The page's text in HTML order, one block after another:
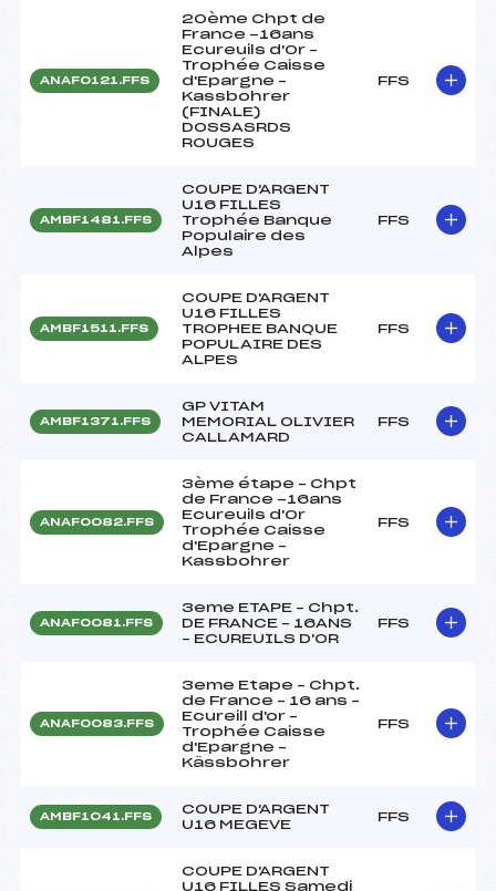
ANAF0121.FFS
20ème Chpt de
France -16ans
Ecureuils d'Or –
Trophée Caisse
d'Epargne –
Kassbohrer
(FINALE)
DOSSASRDS
ROUGES
FFS
AMBF1481.FFS
COUPE D'ARGENT
U16 FILLES
Trophée Banque
Populaire des
Alpes
FFS
AMBF1511.FFS
COUPE D'ARGENT
U16 FILLES
TROPHEE BANQUE
POPULAIRE DES
ALPES
FFS
AMBF1371.FFS
GP VITAM
MEMORIAL OLIVIER
CALLAMARD
FFS
ANAF0082.FFS
3ème étape – Chpt
de France -16ans
Ecureuils d'Or
Trophée Caisse
d'Epargne –
Kassbohrer
FFS
ANAF0081.FFS
3eme ETAPE – Chpt.
DE FRANCE – 16ANS
– ECUREUILS D'OR
FFS
ANAF0083.FFS
3eme Etape – Chpt.
de France – 16 ans –
Ecureill d'or –
Trophée Caisse
d'Epargne –
Kässbohrer
FFS
AMBF1041.FFS
COUPE D'ARGENT
U16 MEGEVE
FFS
COUPE D'ARGENT
U16 FILLES Samedi